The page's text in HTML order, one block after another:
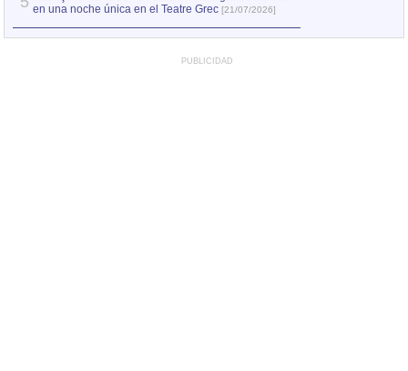
en una noche única en el Teatre Grec [21/07/2026]
PUBLICIDAD